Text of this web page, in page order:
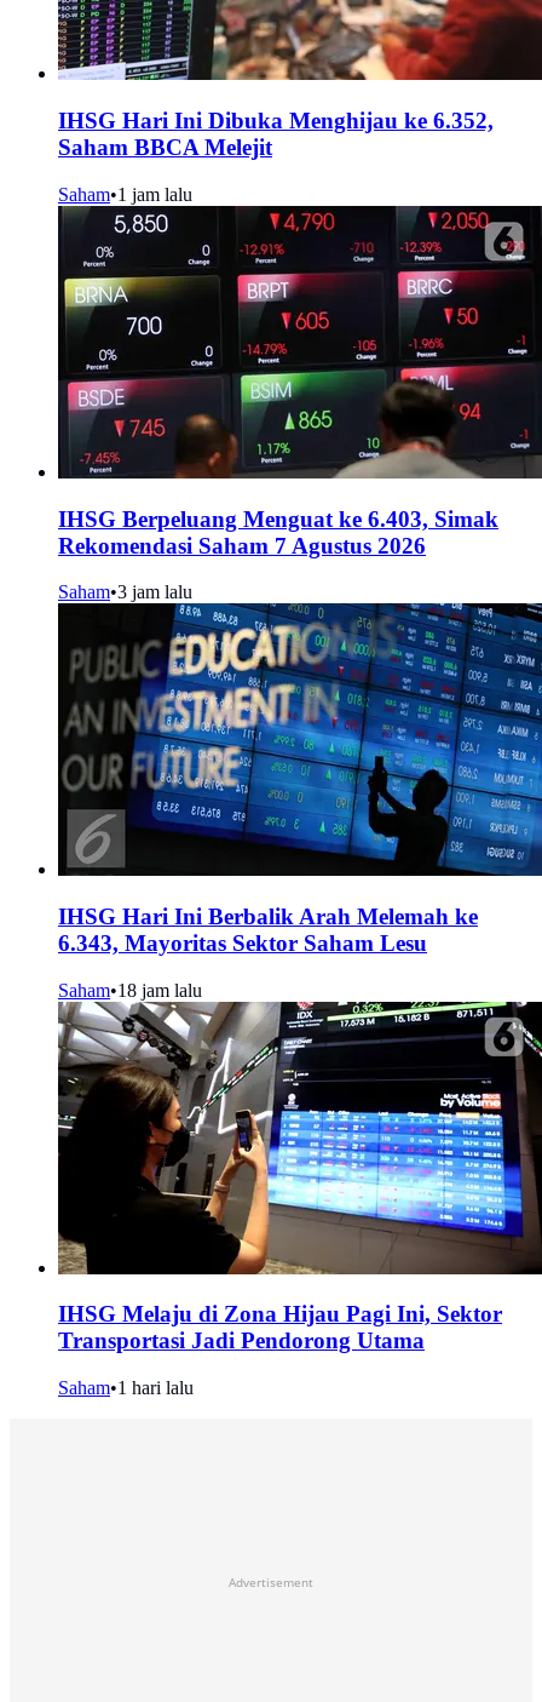
IHSG Hari Ini Dibuka Menghijau ke 6.352,
Saham BBCA Melejit
Saham•1 jam lalu
IHSG Berpeluang Menguat ke 6.403, Simak
Rekomendasi Saham 7 Agustus 2026
Saham•3 jam lalu
IHSG Hari Ini Berbalik Arah Melemah ke
6.343, Mayoritas Sektor Saham Lesu
Saham•18 jam lalu
IHSG Melaju di Zona Hijau Pagi Ini, Sektor
Transportasi Jadi Pendorong Utama
Saham•1 hari lalu
Advertisement